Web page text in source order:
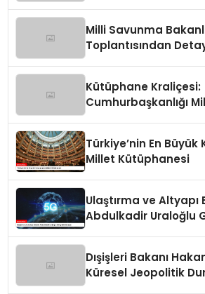
Milli Savunma
Toplantısından
Kütüphane Kraliçesi:
Cumhurbaşkanlığı
Türkiye’nin En
Millet Kütüphanesi
Ulaştırma ve Altyapı
Abdulkadir Uraloğlu
Dışişleri Bakanı
Küresel Jeopolitik